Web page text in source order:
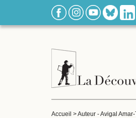
Accueil >Auteur - Avigal